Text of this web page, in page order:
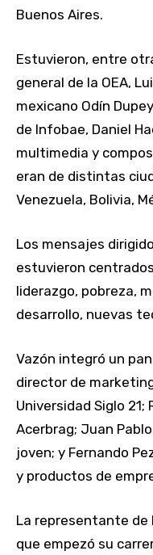
Buenos Aires.
Estuvieron, entre
general de la OEA,
mexicano Odín
de Infobae, Daniel
multimedia y
eran de distintas
Venezuela, Bolivia,
Los mensajes
estuvieron
liderazgo, pobreza,
desarrollo, nuevas
Vazón integró un
director de
Universidad Siglo 21;
Acerbrag; Juan
joven; y Fernando
y productos de
La representante de
que empezó su